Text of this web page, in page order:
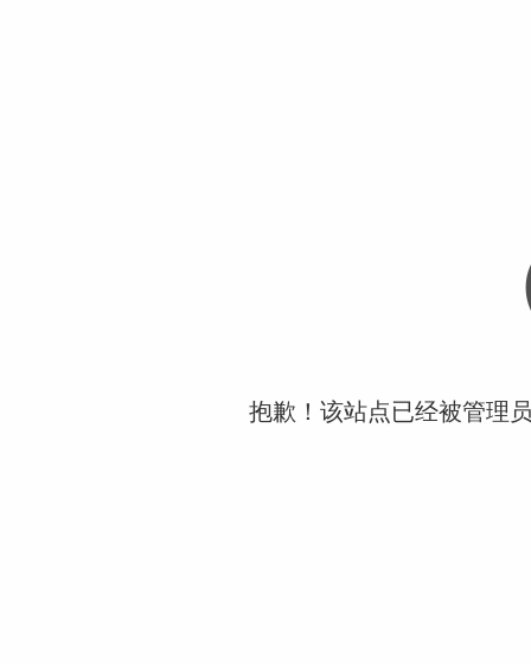
抱歉！该站点已经被管理